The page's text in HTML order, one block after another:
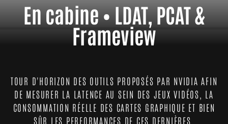
En cabine • LDAT, PCAT &
Frameview
TOUR D'HORIZON DES OUTILS PROPOSÉS PAR NVIDIA AFIN
DE MESURER LA LATENCE AU SEIN DES JEUX VIDÉOS, LA
CONSOMMATION RÉELLE DES CARTES GRAPHIQUE ET BIEN
SÛR LES PERFORMANCES DE CES DERNIÈRES.